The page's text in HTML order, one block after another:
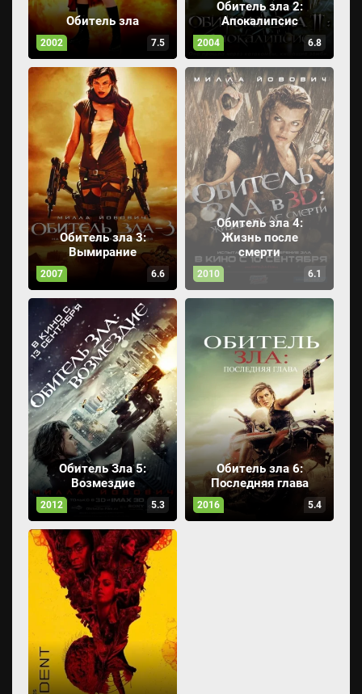
Обитель зла
2002 7.5
Обитель зла 2:
Апокалипсис
2004 6.8
Обитель зла 3:
Вымирание
2007 6.6
Обитель зла 4:
Жизнь после
смерти
2010 6.1
Обитель Зла 5:
Возмездие
2012 5.3
Обитель зла 6:
Последняя глава
2016 5.4